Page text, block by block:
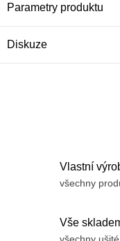
Parametry produktu
Diskuze
Vlastní
všechny
Vše
všechny